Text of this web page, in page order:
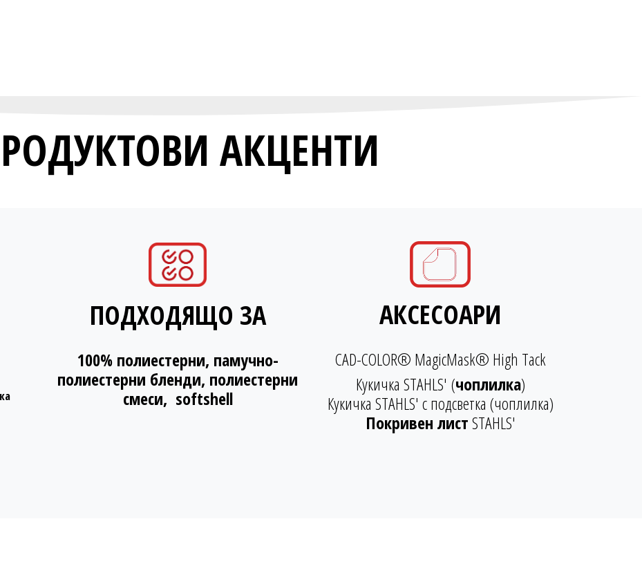
АКЦЕНТИ
ПОДХОДЯЩО ЗА
100% полиестерни, памучно-
полиестерни бленди, полиестерни
смеси, softshell
АКСЕСОАРИ
CAD-COLOR® MagicMask® High Tack
Кукичка STAHLS' (чоплилка)
Кукичка STAHLS' с подсветка (чоплилка)
Покривен листSTAHLS'